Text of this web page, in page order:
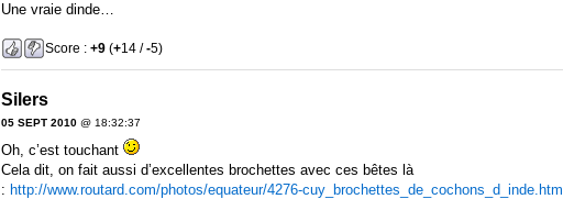
Une vraie dinde…
Score : +9(+14 /-5)
Silers
05 SEPT 2010@ 18:32:37
Oh, c’est touchant
Cela dit, on fait aussi d’excellentes brochettes avec ces bêtes là
: http://www.routard.com/photos/equateur/4276-cuy_brochettes_de_cochons_d_inde.htm